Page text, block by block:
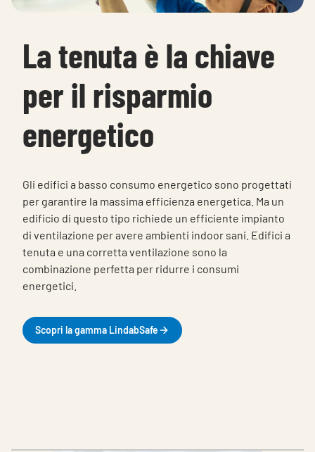
La tenuta è la chiave
per il risparmio
energetico
Gli edifici a basso consumo energetico sono progettati
per garantire la massima efficienza energetica. Ma un
edificio di questo tipo richiede un efficiente impianto
di ventilazione per avere ambienti indoor sani. Edifici a
tenuta e una corretta ventilazione sono la
combinazione perfetta per ridurre i consumi
energetici.
Scopri la gamma LindabSafe